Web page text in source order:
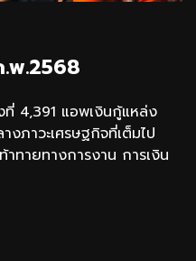
พ.2568
ที่ 4,391 แอพเงินกู้แหล่ง
ภาวะเศรษฐกิจที่เต็มไป
ทายทางการงาน การเงิน